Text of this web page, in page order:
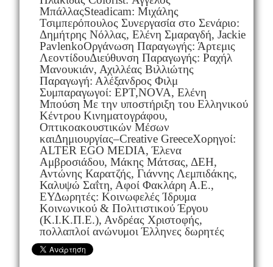
ΜπάλλαςSteadicam: Μιχάλης
Τσιμπερόπουλος Συνεργασία στο Σενάριο:
Δημήτρης Νόλλας, Ελένη Σμαραγδή, Jackie
PavlenkoΟργάνωση Παραγωγής: Άρτεμις
ΛεοντίδουΔιεύθυνση Παραγωγής: Ραχήλ
Μανουκιάν, Αχιλλέας Βιλλιώτης
Παραγωγή: Αλέξανδρος Φιλμ
Συμπαραγωγοί: ΕΡΤ,NOVA, Ελένη
Μπούση Με την υποστήριξη του Ελληνικού
Κέντρου Κινηματογράφου,
Οπτικοακουστικών Μέσων
καιΔημιουργίας–Creative GreeceΧορηγοί:
ALTER EGO MEDIA, Έλενα
Αμβροσιάδου, Μάκης Μάτσας, ΔΕΗ,
Αντώνης Καρατζής, Γιάννης Λεμπιδάκης,
Καλυψώ Σαΐτη, Αφοί Φακλάρη Α.Ε.,
ΕΥΔωρητές: Κοινωφελές Ίδρυμα
Κοινωνικού & Πολιτιστικού Έργου
(Κ.Ι.Κ.Π.Ε.), Ανδρέας Χριστοφής,
πολλαπλοί ανώνυμοι Έλληνες δωρητές